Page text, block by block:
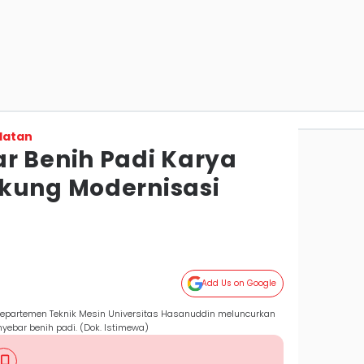
Benih Padi Karya
Modernisasi
Add Us on Google
Teknik Mesin Universitas Hasanuddin meluncurkan
benih padi. (Dok. Istimewa)